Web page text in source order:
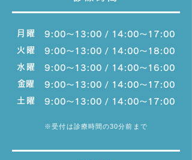
月曜
火曜
水曜
​金曜
土曜
9:00〜13:00 / 14:00〜17:00
9:00〜13:00 / 14:00〜18:00
9:00〜13:00 / 14:00〜16:00
9:00〜13:00 / 14:00〜17:00
9:00〜13:00 / 14:00〜17:00
※受付は診療時間の30分前まで